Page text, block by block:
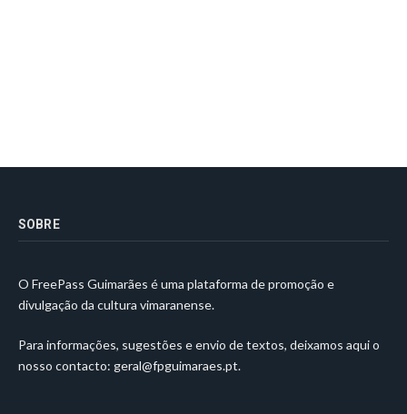
SOBRE
O FreePass Guimarães é uma plataforma de promoção e
divulgação da cultura vimaranense.
Para informações, sugestões e envio de textos, deixamos aqui o
nosso contacto: geral@fpguimaraes.pt.